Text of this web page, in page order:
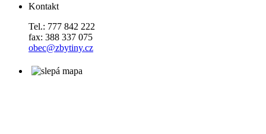
Kontakt
Tel.: 777 842 222
fax: 388 337 075
obec@zbytiny.cz